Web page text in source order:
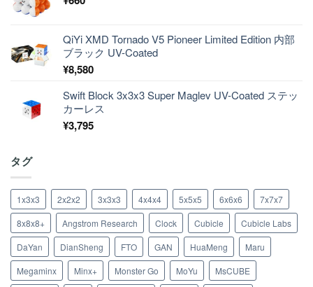
QiYi XMD Tornado V5 Pioneer Limited Edition 内部
ブラック UV-Coated
¥8,580
Swift Block 3x3x3 Super Maglev UV-Coated ステッ
カーレス
¥3,795
タグ
1x3x3 2x2x2 3x3x3 4x4x4 5x5x5 6x6x6
7x7x7
8x8x8+
Angstrom Research Clock Cubicle
Cubicle Labs
DaYan
DianSheng FTO GAN HuaMeng
Maru
Megaminx
Minx+ Monster Go MoYu
MsCUBE